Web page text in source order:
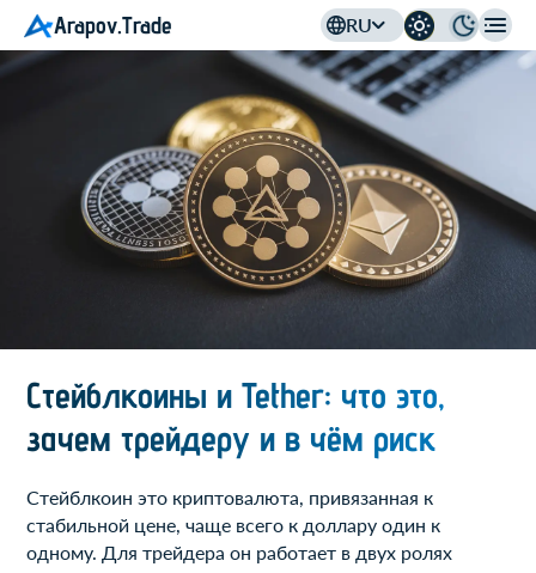
Arapov.Trade RU
Стейблкоины и Tether: что это,
зачем трейдеру и в чём риск
Стейблкоин это криптовалюта, привязанная к
стабильной цене, чаще всего к доллару один к
одному. Для трейдера он работает в двух ролях